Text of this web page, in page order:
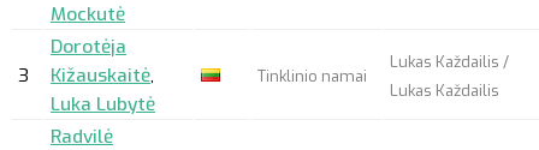
Mockutė
3
Dorotėja
Kižauskaitė,
Luka Lubytė
Tinklinio namai
Lukas Každailis /
Lukas Každailis
Radvilė